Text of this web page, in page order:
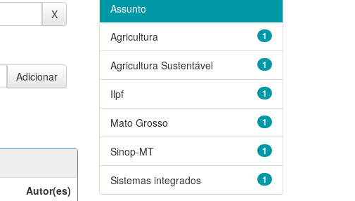
Autor(es)
Assunto
1
Agricultura
1
Agricultura Sustentável
1
Ilpf
1
Mato Grosso
1
Sinop-MT
1
Sistemas integrados